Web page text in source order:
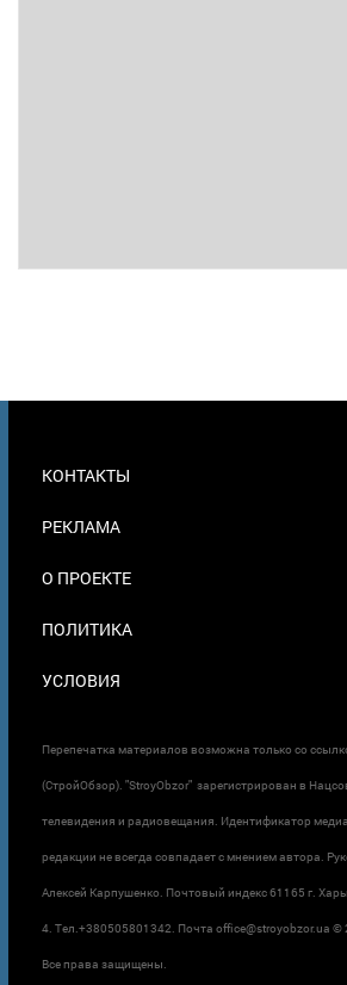
В
КОНТАКТЫ
РЕКЛАМА
О ПРОЕКТЕ
ПОЛИТИКА
УСЛОВИЯ
Перепечатка материалов возможна только со
(СтройОбзор). "StroyObzor" зарегистрирован в
телевидения и радиовещания. Идентификатор
редакции не всегда совпадает с мнением автора.
Алексей Карпушенко. Почтовый индекс 61165 г.
4. Тел.+380505801342. Почта office@stroyobzor.ua ©
Все права защищены.